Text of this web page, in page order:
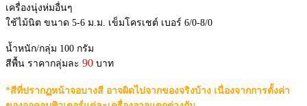
เครื่องนุ่งห่มอื่นๆ
ใช้ไม้นิต ขนาด 5-6 ม.ม. เข็มโครเชต์ เบอร์ 6/0-8/0
น้ำหนัก/กลุ่ม 100 กรัม
สีพื้น ราคากลุ่มละ 90 บาท
*สีที่ปรากฏหน้าจอบางสี อาจผิดไปจากของจริงบ้าง เนื่องจากการตั้งค่า